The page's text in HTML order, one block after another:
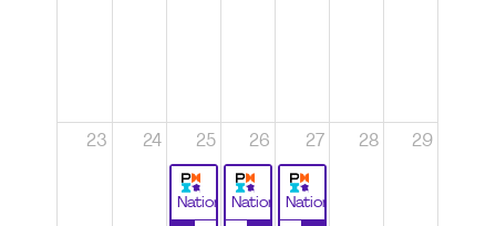
23 24 25
National
26
National
27
National
28 29